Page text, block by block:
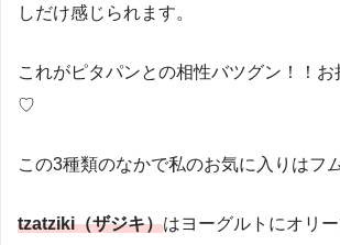
しだけ感じられます。
これがピタパンとの相性バツグン！！お
♡
この3種類のなかで私のお気に入りはフ
tzatziki（ザジキ）はヨーグルトにオリ